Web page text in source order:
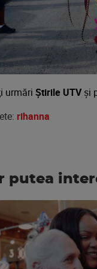
urmări Știrile UTVşi
rihanna
putea